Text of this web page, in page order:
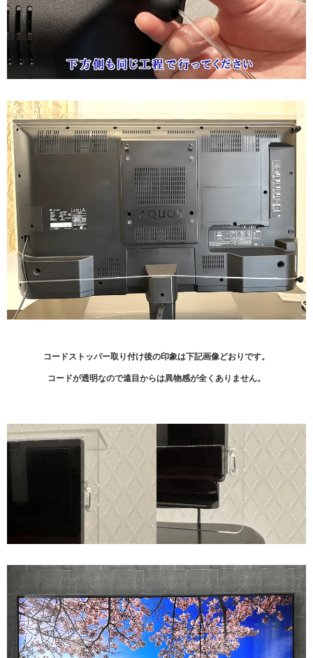
コードストッパー取り付け後の印象は下記画像どおりです。
コードが透明なので遠目からは異物感が全くありません。